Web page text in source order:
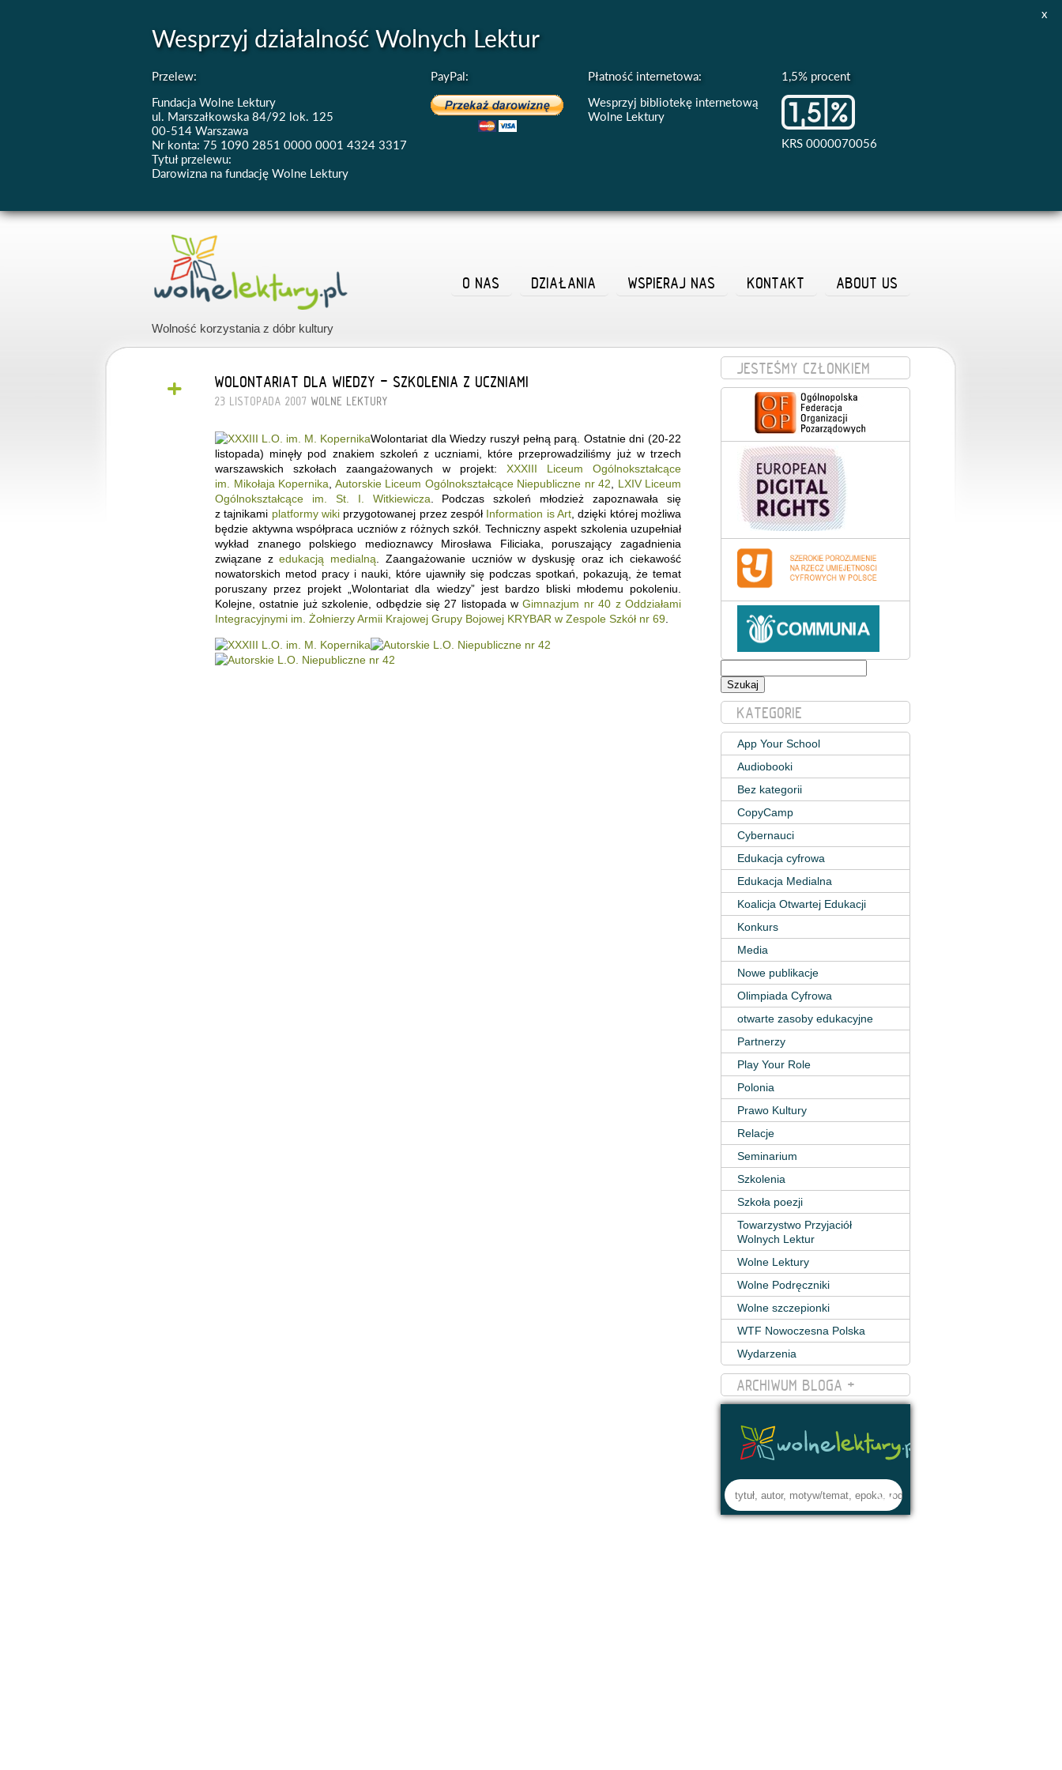
Wesprzyj działalność Wolnych Lektur
Przelew:
Fundacja Wolne Lektury
ul. Marszałkowska 84/92 lok. 125
00-514 Warszawa
Nr konta: 75 1090 2851 0000 0001 4324 3317
Tytuł przelewu:
Darowizna na fundację Wolne Lektury
PayPal:
Płatność internetowa:
Wesprzyj bibliotekę internetową
Wolne Lektury
1,5% procent
KRS 0000070056
x
Wolność korzystania z dóbr kultury
ABOUT US
KONTAKT
WSPIERAJ NAS
DZIAŁANIA
O NAS
+ WOLONTARIAT DLA WIEDZY - SZKOLENIA Z UCZNIAMI
23 LISTOPADA 2007 WOLNE LEKTURY
Wolontariat dla Wiedzy ruszył pełną parą. Ostatnie dni (20-22
listopada) minęły pod znakiem szkoleń z uczniami, które przeprowadziliśmy już w trzech
warszawskich szkołach zaangażowanych w projekt: XXXIII Liceum Ogólnokształcące
im. Mikołaja Kopernika Autorskie Liceum Ogólnokształcące Niepubliczne nr 42
LXIV Liceum
Ogólnokształcące im. St. I. Witkiewicza . Podczas szkoleń młodzież zapoznawała się
z tajnikami platformy wiki przygotowanej przez zespół Information is Art , dzięki której możliwa
będzie aktywna współpraca uczniów z różnych szkół. Techniczny aspekt szkolenia uzupełniał
wykład znanego polskiego medioznawcy Mirosława Filiciaka, poruszający zagadnienia
związane zedukacją medialną . Zaangażowanie uczniów w dyskusję oraz ich ciekawość
nowatorskich metod pracy i nauki, które ujawniły się podczas spotkań, pokazują, że temat
poruszany przez projekt „Wolontariat dla wiedzy” jest bardzo bliski młodemu pokoleniu.
Kolejne, ostatnie już szkolenie, odbędzie się 27 listopada wGimnazjum nr 40 z Oddziałami
Integracyjnymi im. Żołnierzy Armii Krajowej Grupy Bojowej KRYBAR w Zespole Szkół nr 69
JESTEŚMY CZŁONKIEM
KATEGORIE
App Your School
Audiobooki
Bez kategorii
CopyCamp
Cybernauci
Edukacja cyfrowa
Edukacja Medialna
Koalicja Otwartej Edukacji
Konkurs
Media
Nowe publikacje
Olimpiada Cyfrowa
otwarte zasoby edukacyjne
Partnerzy
Play Your Role
Polonia
Prawo Kultury
Relacje
Seminarium
Szkolenia
Szkoła poezji
Towarzystwo Przyjaciół
Wolnych Lektur
Wolne Lektury
Wolne Podręczniki
Wolne szczepionki
WTF Nowoczesna Polska
Wydarzenia
ARCHIWUM BLOGA +